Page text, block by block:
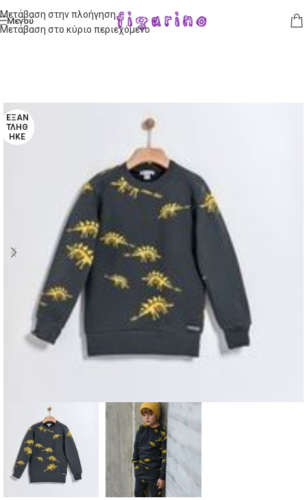
Μετάβαση στην πλοήγηση
Μετάβαση στο κύριο περιεχόμενο
Μενού
ΕΞΑΝ
ΤΛΉΘ
ΗΚΕ